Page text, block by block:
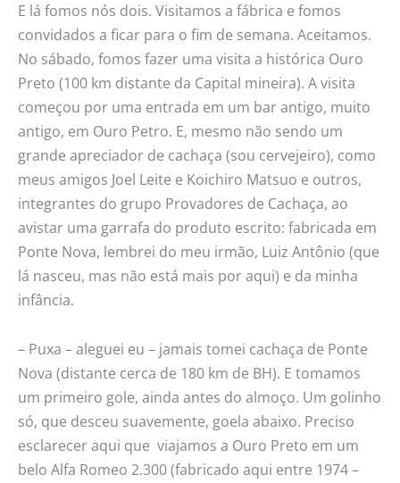
E lá fomos nós dois. Visitamos a fábrica e fomos
convidados a ficar para o fim de semana. Aceitamos.
No sábado, fomos fazer uma visita a histórica Ouro
Preto (100 km distante da Capital mineira). A visita
começou por uma entrada em um bar antigo, muito
antigo, em Ouro Petro. E, mesmo não sendo um
grande apreciador de cachaça (sou cervejeiro), como
meus amigos Joel Leite e Koichiro Matsuo e outros,
integrantes do grupo Provadores de Cachaça, ao
avistar uma garrafa do produto escrito: fabricada em
Ponte Nova, lembrei do meu irmão, Luiz Antônio (que
lá nasceu, mas não está mais por aqui) e da minha
infância.
– Puxa – aleguei eu – jamais tomei cachaça de Ponte
Nova (distante cerca de 180 km de BH). E tomamos
um primeiro gole, ainda antes do almoço. Um golinho
só, que desceu suavemente, goela abaixo. Preciso
esclarecer aqui que viajamos a Ouro Preto em um
belo Alfa Romeo 2.300 (fabricado aqui entre 1974 –